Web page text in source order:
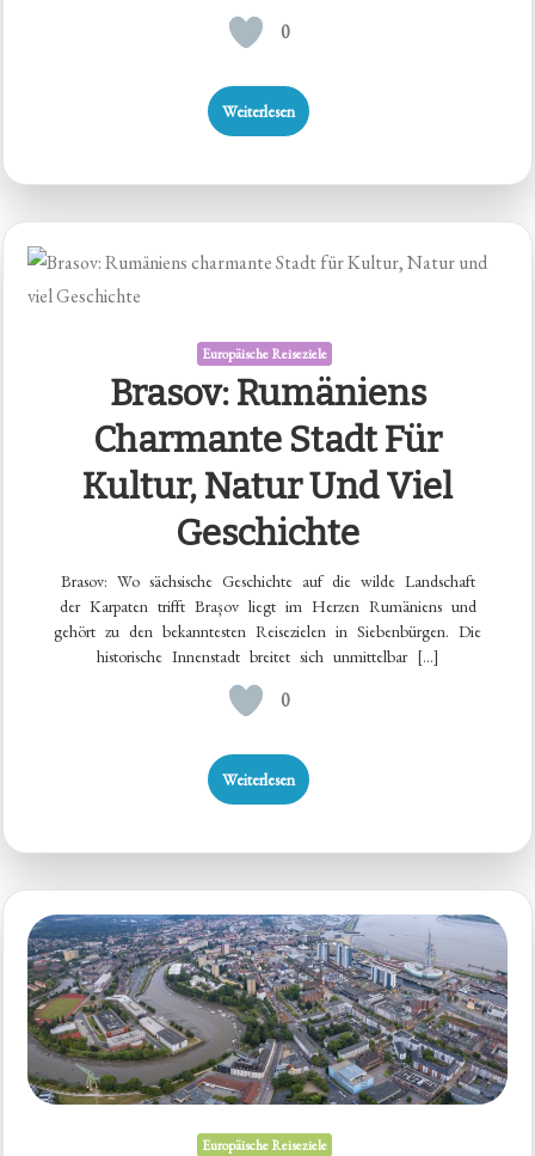
0
Weiterlesen
Europäische Reiseziele
Brasov: Rumäniens
Charmante Stadt Für
Kultur, Natur Und Viel
Geschichte
Brasov: Wo sächsische Geschichte auf die wilde Landschaft
der Karpaten trifft Brașov liegt im Herzen Rumäniens und
gehört zu den bekanntesten Reisezielen in Siebenbürgen. Die
historische Innenstadt breitet sich unmittelbar […]
0
Weiterlesen
Europäische Reiseziele